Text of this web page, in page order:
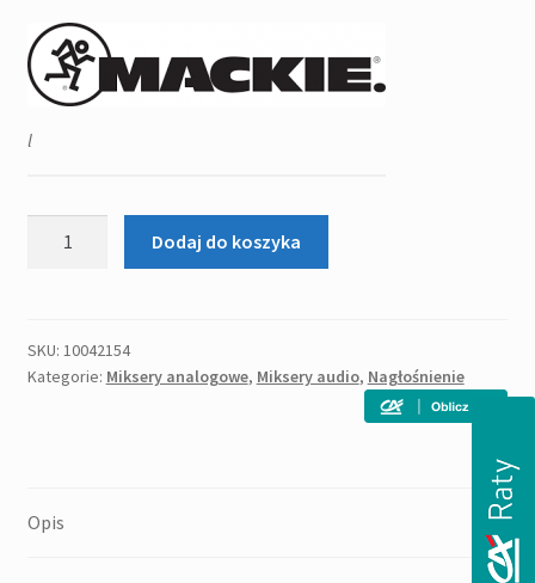
'930,00zł.
'700,00zł.
l
v
3
Dodaj do koszyka
SKU: 10042154
Kategorie: Miksery analogowe, Miksery audio, Nagłośnienie
Opis